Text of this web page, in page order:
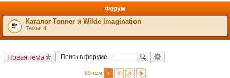
Форум
Каталог Tonner и Wilde Imagination
Темы: 4
Новая тема
89 тем 1 2 3